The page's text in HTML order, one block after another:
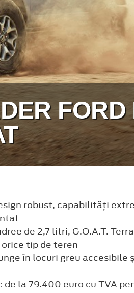
robust, capabilități
de 2,7 litri, G.O.A.T.
tip de teren
în locuri greu
la 79.400 euro cu TVA